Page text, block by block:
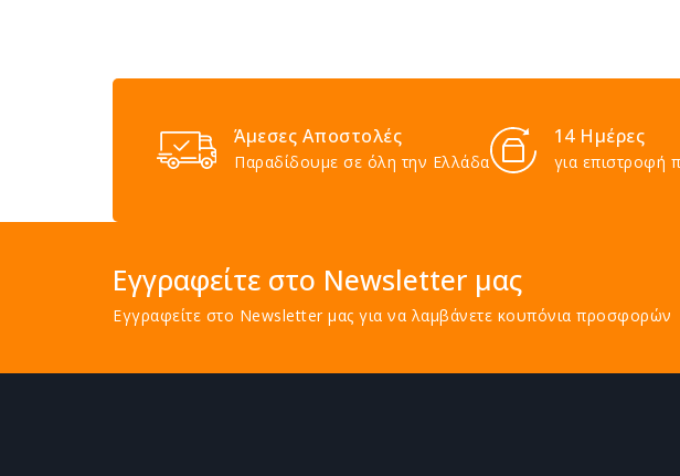
Άμεσες Αποστολές
Παραδίδουμε σε όλη την Ελλάδα
14 Ημέρες
για επιστροφή
Εγγραφείτε στο Newsletter μας
Εγγραφείτε στο Newsletter μας για να λαμβάνετε κουπόνια προσφορών